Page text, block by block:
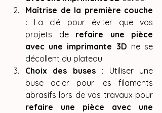
Maîtrise de la première couche
: La clé pour éviter que vos
projets de refaire une pièce
avec une imprimante 3D ne se
décollent du plateau.
Choix des buses : Utiliser une
buse acier pour les filaments
refaire une pièce avec une